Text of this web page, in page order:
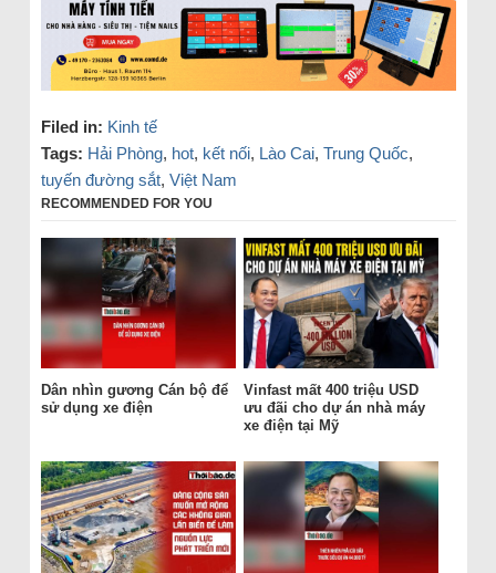
Filed in: Kinh tế
Tags: Hải Phòng, hot, kết nối, Lào Cai, Trung Quốc,
tuyến đường sắt, Việt Nam
RECOMMENDED FOR YOU
Dân nhìn gương Cán bộ để
sử dụng xe điện
Vinfast mất 400 triệu USD
ưu đãi cho dự án nhà máy
xe điện tại Mỹ